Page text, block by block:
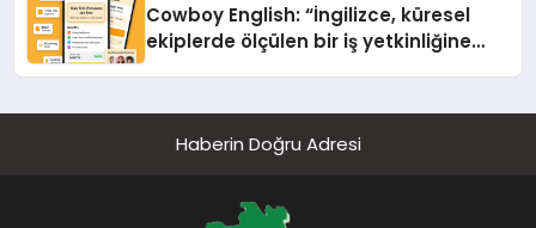
Cowboy English: “İngilizce, küresel
ekiplerde ölçülen bir iş yetkinliğine
Haberin Doğru Adresi